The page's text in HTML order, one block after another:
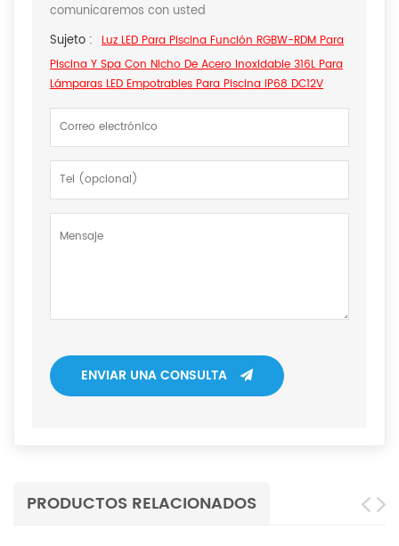
comunicaremos con usted
Sujeto : Luz LED Para Piscina Función RGBW-RDM Para
Piscina Y Spa Con Nicho De Acero Inoxidable 316L Para
Lámparas LED Empotrables Para Piscina IP68 DC12V
ENVIAR UNA CONSULTA
PRODUCTOS RELACIONADOS